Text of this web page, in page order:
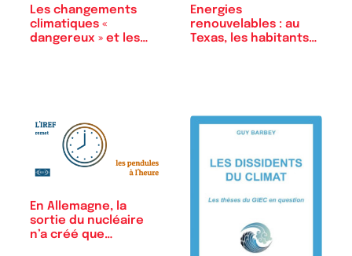
Les changements
climatiques «
dangereux » et les…
Energies
renouvelables : au
Texas, les habitants
En Allemagne, la
sortie du nucléaire
n’a créé que…